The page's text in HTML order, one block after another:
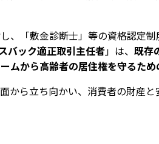
、「敷金診断士」等の資格認定
バック適正取引主任者」は、 既存
から高齢者の居住権を守るため
から立ち向かい、消費者の財産